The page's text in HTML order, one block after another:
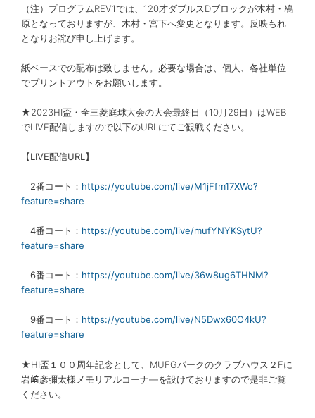
（注）プログラムREV1では、120才ダブルスDブロックが木村・鳰
原となっておりますが、木村・宮下へ変更となります。反映もれ
となりお詫び申し上げます。
紙ベースでの配布は致しません。必要な場合は、個人、各社単位
でプリントアウトをお願いします。
★2023HI盃・全三菱庭球大会の大会最終日（10月29日）はWEB
でLIVE配信しますので以下のURLにてご観戦ください。
【LIVE配信URL】
2番コート： https://youtube.com/live/M1jFfm17XWo?
feature=share
4番コート： https://youtube.com/live/mufYNYKSytU?
feature=share
6番コート： https://youtube.com/live/36w8ug6THNM?
feature=share
9番コート： https://youtube.com/live/N5Dwx60O4kU?
feature=share
★HI盃１００周年記念として、MUFGパークのクラブハウス２Fに
岩﨑彦彌太様メモリアルコーナ―を設けておりますので是非ご覧
ください。